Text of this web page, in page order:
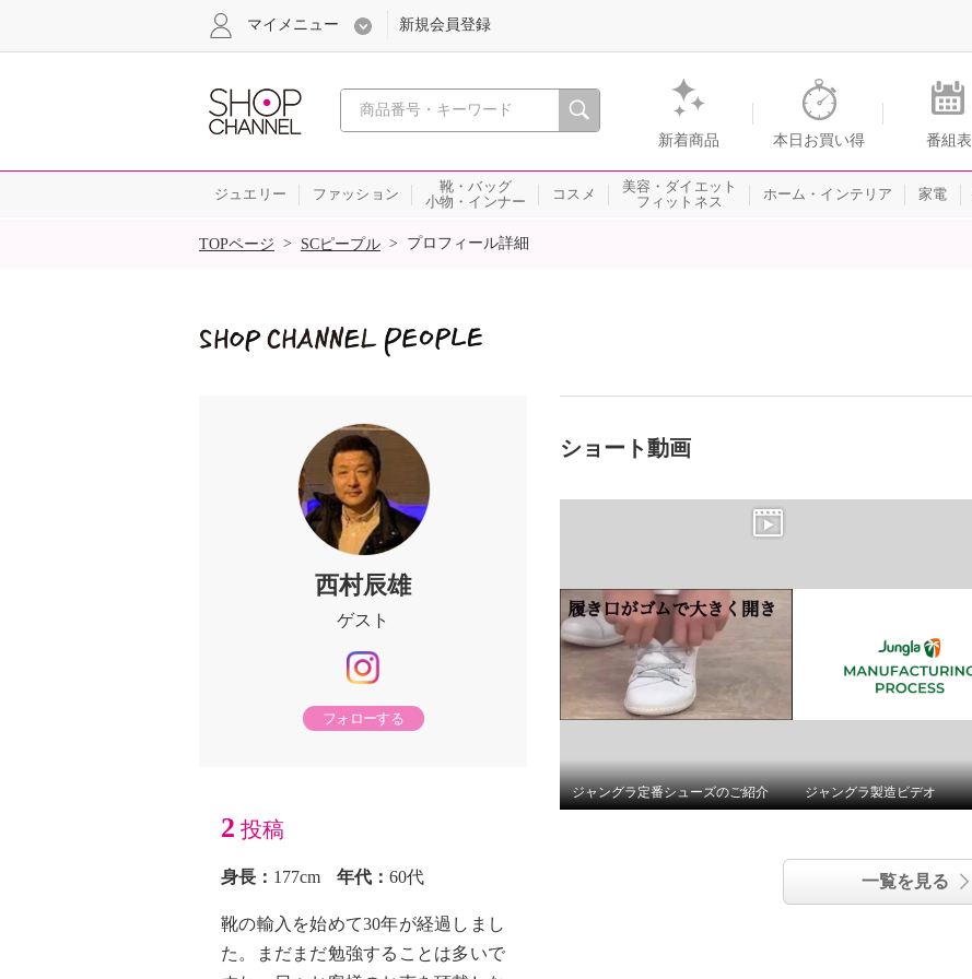
心おどる、瞬間を。通販・テレビショッピングのショップチャンネル
新着商品 本日お買い得 番組表
マイメニュー 新規会員登録
ジュエリー ファッション
靴・バッグ
小物・インナー
コスメ
美容・ダイエット
フィットネス
ホーム・インテリア 家電
SALE
TOPページ > SCピープル > プロフィール詳細
西村辰雄
ゲスト
フォローする
2 投稿
身長： 177cm 年代： 60代
靴の輸入を始めて30年が経過しまし
た。まだまだ勉強することは多いで
ショート動画
ジャングラ定番シューズのご紹介 ジャングラ製造ビデオ
一覧を見る